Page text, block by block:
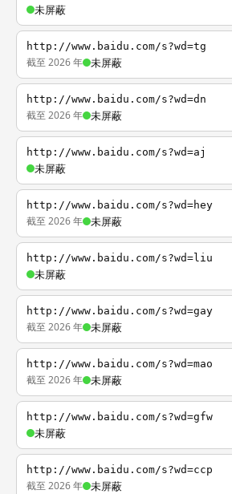
未屏蔽
http://www.baidu.com/s?wd=tg
截至 2026 年 未屏蔽
http://www.baidu.com/s?wd=dn
截至 2026 年 未屏蔽
http://www.baidu.com/s?wd=aj
未屏蔽
http://www.baidu.com/s?wd=hey
截至 2026 年 未屏蔽
http://www.baidu.com/s?wd=liu
未屏蔽
http://www.baidu.com/s?wd=gay
截至 2026 年 未屏蔽
http://www.baidu.com/s?wd=mao
截至 2026 年 未屏蔽
http://www.baidu.com/s?wd=gfw
未屏蔽
http://www.baidu.com/s?wd=ccp
截至 2026 年 未屏蔽